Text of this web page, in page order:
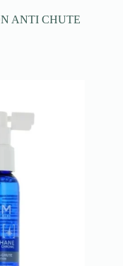
ANTI CHUTE